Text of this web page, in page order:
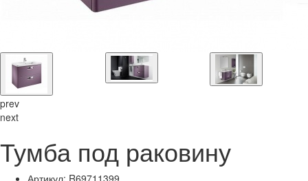
prev
next
Тумба под раковину
Артикул: R69711399